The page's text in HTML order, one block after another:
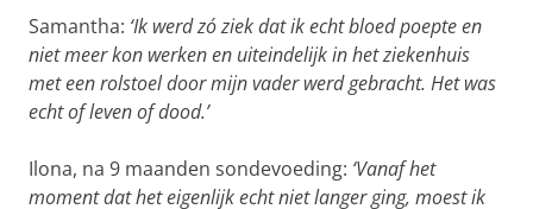
Samantha: ‘Ik werd zó ziek dat ik echt bloed poepte en
niet meer kon werken en uiteindelijk in het ziekenhuis
met een rolstoel door mijn vader werd gebracht. Het was
echt of leven of dood.’
Ilona, na 9 maanden sondevoeding: ‘Vanaf het
moment dat het eigenlijk echt niet langer ging, moest ik